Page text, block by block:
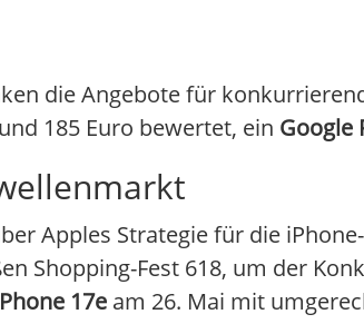
die Angebote für
185 Euro bewertet, ein Google
Apples Strategie für die
Shopping-Fest 618, um der
17e am 26. Mai mit